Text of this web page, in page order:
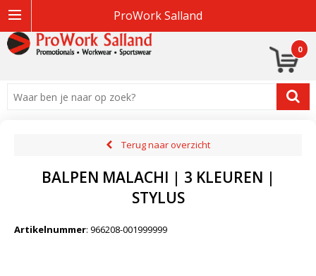
ProWork Salland
0
Terug naar overzicht
BALPEN MALACHI | 3 KLEUREN |
STYLUS
Artikelnummer: 966208-001999999